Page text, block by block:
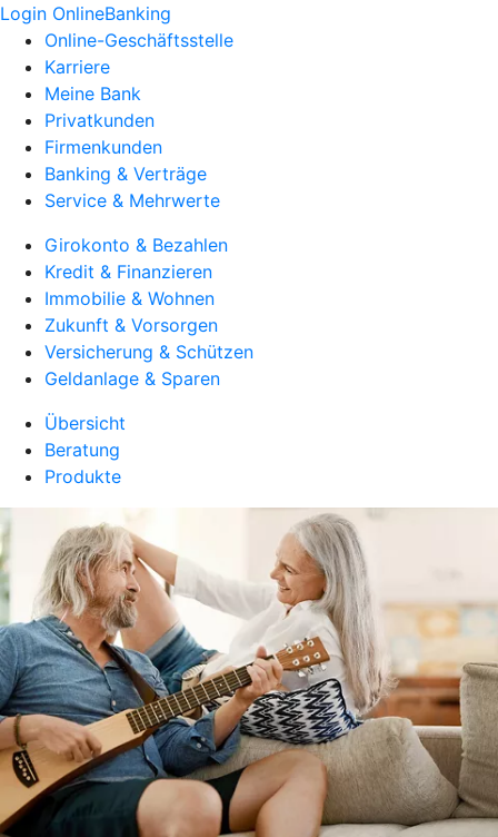
Login OnlineBanking
Online-Geschäftsstelle
Karriere
Meine Bank
Privatkunden
Firmenkunden
Banking & Verträge
Service & Mehrwerte
Girokonto & Bezahlen
Kredit & Finanzieren
Immobilie & Wohnen
Zukunft & Vorsorgen
Versicherung & Schützen
Geldanlage & Sparen
Übersicht
Beratung
Produkte